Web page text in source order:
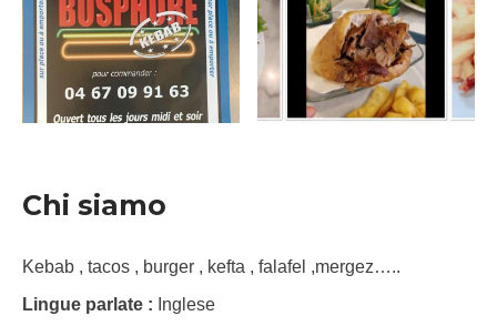
Chi siamo
Kebab , tacos , burger , kefta , falafel ,mergez…..
Lingue parlate : Inglese